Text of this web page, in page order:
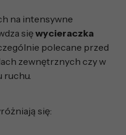
na intensywne
sięwycieraczka
polecane przed
zewnętrznych czy w
ruchu.
się: